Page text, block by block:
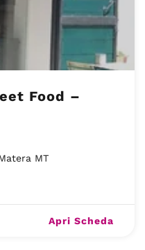
Food –
MT
Apri Scheda